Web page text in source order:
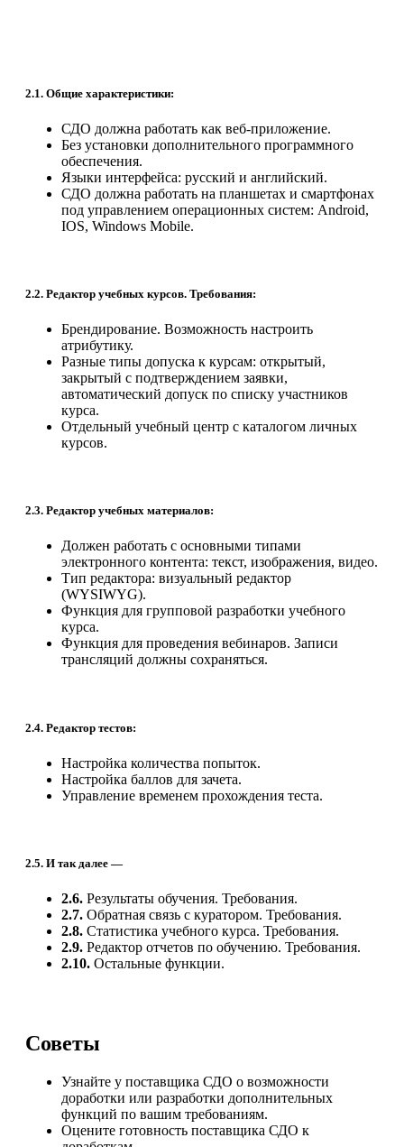
2.1. Общие характеристики:
СДО должна работать как веб-приложение.
Без установки дополнительного программного
обеспечения.
Языки интерфейса: русский и английский.
СДО должна работать на планшетах и смартфонах
под управлением операционных систем: Android,
IOS, Windows Mobile.
2.2. Редактор учебных курсов. Требования:
Брендирование. Возможность настроить
атрибутику.
Разные типы допуска к курсам: открытый,
закрытый с подтверждением заявки,
автоматический допуск по списку участников
курса.
Отдельный учебный центр с каталогом личных
курсов.
2.3. Редактор учебных материалов:
Должен работать с основными типами
электронного контента: текст, изображения, видео.
Тип редактора: визуальный редактор
(WYSIWYG).
Функция для групповой разработки учебного
курса.
Функция для проведения вебинаров. Записи
трансляций должны сохраняться.
2.4. Редактор тестов:
Настройка количества попыток.
Настройка баллов для зачета.
Управление временем прохождения теста.
2.5. И так далее —
2.6. Результаты обучения. Требования.
2.7. Обратная связь с куратором. Требования.
2.8. Статистика учебного курса. Требования.
2.9. Редактор отчетов по обучению. Требования.
2.10. Остальные функции.
Советы
Узнайте у поставщика СДО о возможности
доработки или разработки дополнительных
функций по вашим требованиям.
Оцените готовность поставщика СДО к